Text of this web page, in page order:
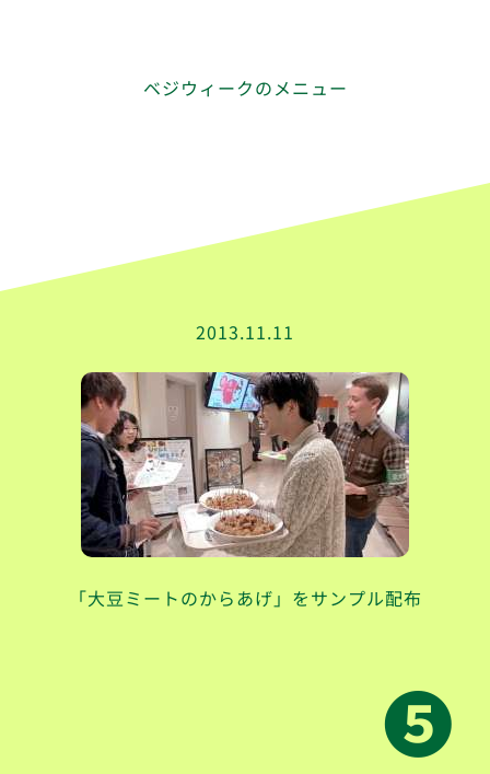
ベジウィークのメニュー
2013.11.11
「大豆ミートのからあげ」をサンプル配布
➎